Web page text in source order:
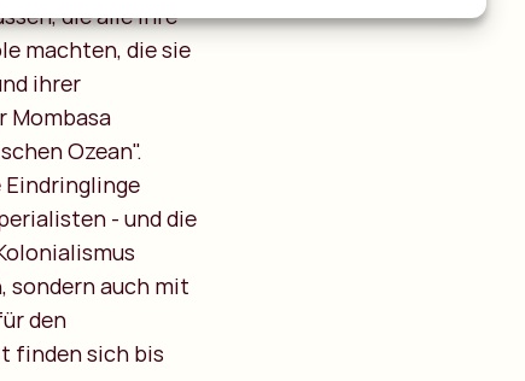
die alle ihre
machten, die sie
ihrer
Mombasa
Ozean".
Eindringlinge
- und die
sondern auch mit
den
finden sich bis